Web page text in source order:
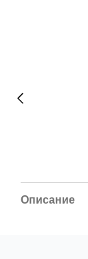
Описание